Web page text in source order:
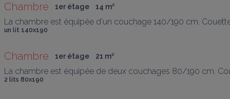
Chambre 1er étage 14 m²
La chambre est équipée d'un couchage 140/190 cm.
un lit 140x190
Chambre 1er étage 21 m²
La chambre est équipée de deux couchages 80/190 cm.
2 lits 80x190